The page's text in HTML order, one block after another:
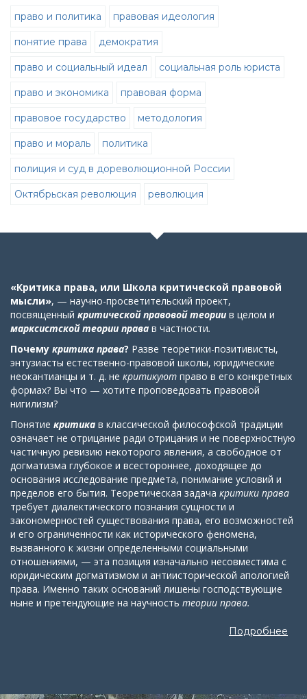
право и политика правовая идеология
понятие права демократия
право и социальный идеал социальная роль юриста
право и экономика правовая форма
правовое государство методология
право и мораль политика
полиция и суд в дореволюционной России
Октябрьская революция революция
«Критика права, или Школа критической правовой
мысли», — научно-просветительский проект,
посвященный критической правовой теории в целом и
марксистской теории права в частности.
Почему критика права? Разве теоретики-позитивисты,
энтузиасты естественно-правовой школы, юридические
неокантианцы и т. д. не критикуют право в его конкретных
формах? Вы что — хотите проповедовать правовой
нигилизм?
Понятие критика в классической философской традиции
означает не отрицание ради отрицания и не поверхностную
частичную ревизию некоторого явления, а свободное от
догматизма глубокое и всестороннее, доходящее до
основания исследование предмета, понимание условий и
пределов его бытия. Теоретическая задача критики права
требует диалектического познания сущности и
закономерностей существования права, его возможностей
и его ограниченности как исторического феномена,
вызванного к жизни определенными социальными
отношениями, — эта позиция изначально несовместима с
юридическим догматизмом и антиисторической апологией
права. Именно таких оснований лишены господствующие
ныне и претендующие на научность теории права.
Подробнее